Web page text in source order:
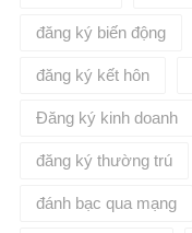
đăng ký biến động
đăng ký kết hôn
Đăng ký kinh doanh
đăng ký thường trú
đánh bạc qua mạng